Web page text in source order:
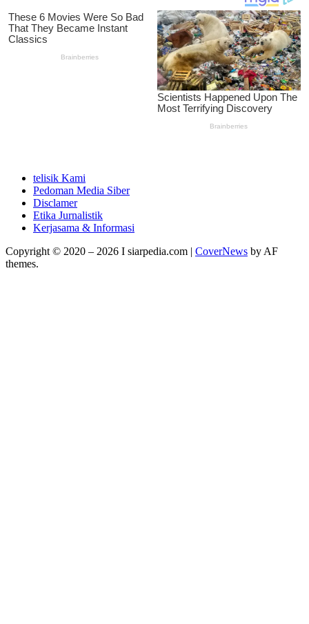
telisik Kami
Pedoman Media Siber
Disclamer
Etika Jurnalistik
Kerjasama & Informasi
Copyright © 2020 – 2026 I siarpedia.com | CoverNews by AF
themes.